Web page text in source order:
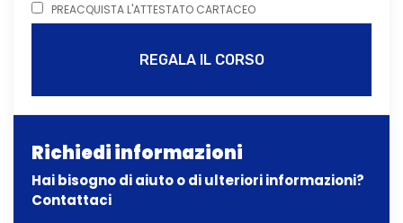
PREACQUISTA L'ATTESTATO CARTACEO
REGALA IL CORSO
Richiedi informazioni
Hai bisogno di aiuto o di ulteriori informazioni?
Contattaci